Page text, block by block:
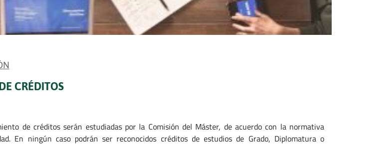
CRÉDITOS
de créditos serán estudiadas por la Comisión del Máster, de acuerdo con la normativa
En ningún caso podrán ser reconocidos créditos de estudios de Grado, Diplomatura o